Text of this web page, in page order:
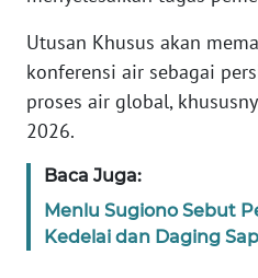
Utusan Khusus akan
konferensi air sebagai
proses air global,
2026.
Baca Juga:
Menlu Sugiono Sebut
Kedelai dan Daging
DISCLAIMER
Wahana
News
Regional
SUMUT